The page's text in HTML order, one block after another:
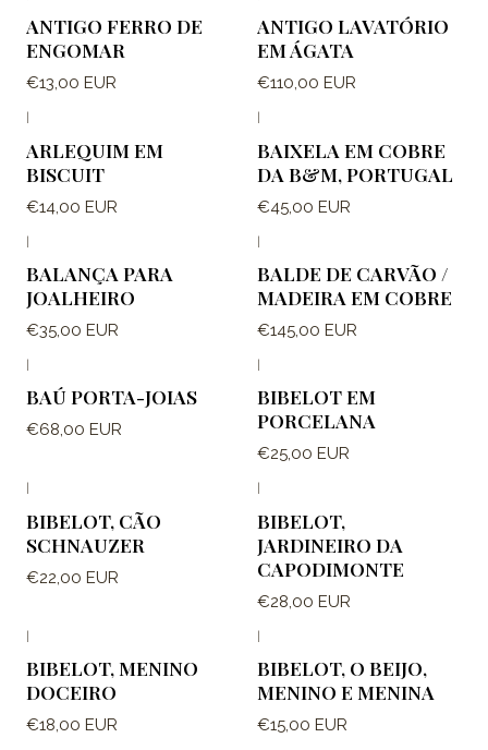
ANTIGO FERRO DE
ENGOMAR
€13,00 EUR
ANTIGO LAVATÓRIO
EM ÁGATA
€110,00 EUR
ARLEQUIM EM
BISCUIT
€14,00 EUR
BAIXELA EM COBRE
DA B&M, PORTUGAL
€45,00 EUR
|
BALANÇA PARA
JOALHEIRO
€35,00 EUR
|
BALDE DE CARVÃO /
MADEIRA EM COBRE
€145,00 EUR
BAÚ PORTA-JOIAS
€68,00 EUR
BIBELOT EM
PORCELANA
€25,00 EUR
BIBELOT, CÃO
SCHNAUZER
€22,00 EUR
BIBELOT,
JARDINEIRO DA
CAPODIMONTE
€28,00 EUR
|
BIBELOT, MENINO
DOCEIRO
€18,00 EUR
|
BIBELOT, O BEIJO,
MENINO E MENINA
€15,00 EUR